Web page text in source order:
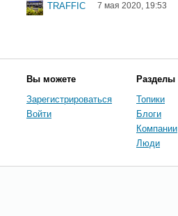
TRAFFIC 7 мая 2020, 19:53
Вы можете
Зарегистрироваться
Войти
Разделы
Топики
Блоги
Компании
Люди